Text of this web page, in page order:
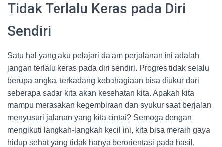
Tidak Terlalu Keras pada Diri
Sendiri
Satu hal yang aku pelajari dalam perjalanan ini adalah
jangan terlalu keras pada diri sendiri. Progres tidak selalu
berupa angka, terkadang kebahagiaan bisa diukur dari
seberapa sadar kita akan kesehatan kita. Apakah kita
mampu merasakan kegembiraan dan syukur saat berjalan
menyusuri jalanan yang kita cintai? Semoga dengan
mengikuti langkah-langkah kecil ini, kita bisa meraih gaya
hidup sehat yang tidak hanya berorientasi pada hasil,